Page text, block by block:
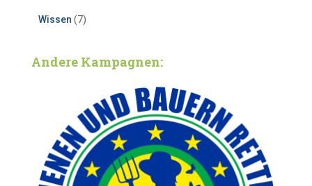
Wissen (7)
Andere Kampagnen: